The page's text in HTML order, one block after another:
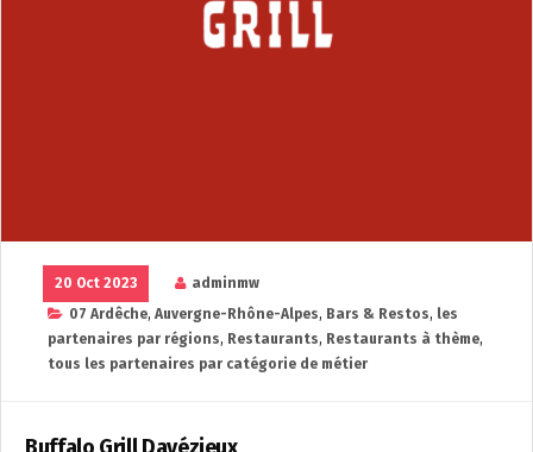
20 Oct 2023
adminmw
07 Ardêche, Auvergne-Rhône-Alpes, Bars & Restos, les
partenaires par régions, Restaurants, Restaurants à thème,
tous les partenaires par catégorie de métier